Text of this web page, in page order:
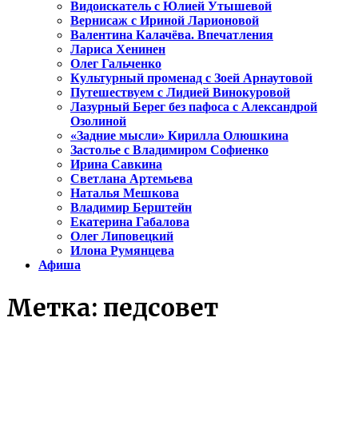
Видоискатель с Юлией Утышевой
Вернисаж с Ириной Ларионовой
Валентина Калачёва. Впечатления
Лариса Хенинен
Олег Гальченко
Культурный променад с Зоей Арнаутовой
Путешествуем с Лидией Винокуровой
Лазурный Берег без пафоса с Александрой
Озолиной
«Задние мысли» Кирилла Олюшкина
Застолье с Владимиром Софиенко
Ирина Савкина
Светлана Артемьева
Наталья Мешкова
Владимир Берштейн
Екатерина Габалова
Олег Липовецкий
Илона Румянцева
Афиша
Метка: педсовет